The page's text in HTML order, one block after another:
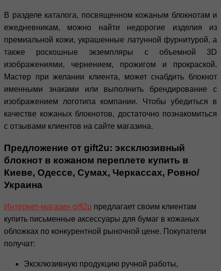
В разделе каталога, посвященном кожаным блокнотам и
ежедневникам, можно найти недорогие изделия из
премиальной кожи, украшенные латунной фурнитурой, а
также роскошные экземпляры с объемной 3D
изображениями, чернением, прожигом и прокраской.
Мастер при желании клиента, может снабдить блокнот
именными знаками или выполнить брендирование с
изображением логотипа компании. Чтобы убедиться в
качестве кожаных блокнотов, достаточно познакомиться
с отзывами клиентов на сайте магазина.
Предложение от gift2u: эксклюзивный
блокнот в кожаном переплете купить в
Киеве, Одессе, Сумах, Черкассах, Ровно/
Украина
Интернет-магазин gift2u предлагает своим клиентам
купить письменные аксессуары для бумаг в кожаных
обложках по конкурентной рыночной цене. Покупатели
получат:
Эксклюзивную продукцию ручной работы,